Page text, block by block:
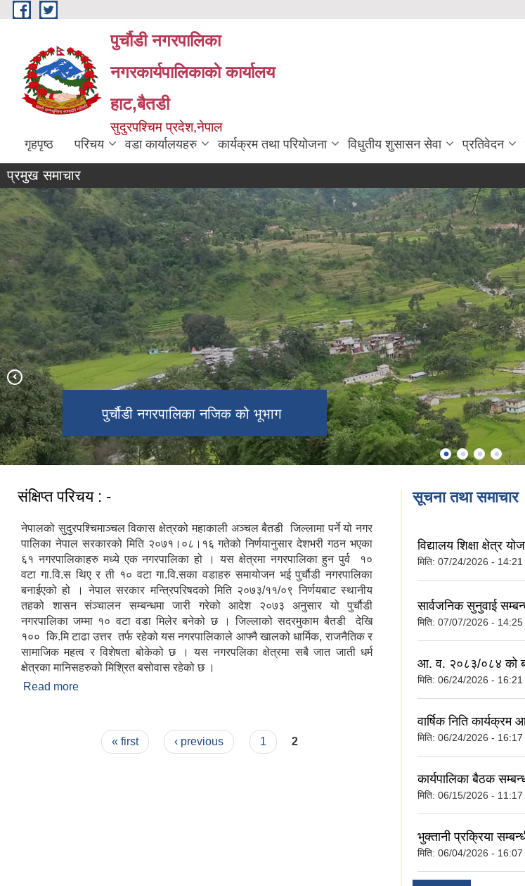
Skip to main content
पुर्चौडी नगरपालिका
नगरकार्यपालिकाकाे कार्यालय
हाट,बैतडी
सुदुरपश्चिम प्रदेश,नेपाल
गृहपृष्ठ परिचय वडा कार्यालयहरु कार्यक्रम तथा परियोजना विधुतीय शुसासन सेवा प्रतिवेदन
प्रमुख समाचार
पुर्चौडी नगरपालिका नजिक को भूभाग
डिलाशैनी भगवती मन्दिर
संक्षिप्त परिचय : -
नेपालको सुदुरपश्चिमाञ्चल विकास क्षेत्रको महाकाली अञ्चल बैतडी जिल्लामा पर्ने यो नगर
पालिका नेपाल सरकारको मिति २०७१।०८।१६ गतेको निर्णयानुसार देशभरी गठन भएका
६१ नगरपालिकाहरु मध्ये एक नगरपालिका हो । यस क्षेत्रमा नगरपालिका हुन पुर्व १०
वटा गा.वि.स थिए र ती १० वटा गा.वि.सका वडाहरु समायोजन भई पुर्चौडी नगरपालिका
बनाईएको हो । नेपाल सरकार मन्त्रिपरिषदको मिति २०७३/११/०९ निर्णयबाट स्थानीय
तहको शासन संञ्चालन सम्बन्धमा जारी गरेको आदेश २०७३ अनुसार यो पुर्चौडी
नगरपालिका जम्मा १० वटा वडा मिलेर बनेको छ । जिल्लाको सदरमुकाम बैतडी देखि
१०० कि.मि टाढा उत्तर तर्फ रहेको यस नगरपालिकाले आफ्नै खालको धार्मिक, राजनैतिक र
सामाजिक महत्व र विशेषता बोकेको छ । यस नगरपलिका क्षेत्रमा सबै जात जाती धर्म
क्षेत्रका मानिसहरुको मिश्रित बसोवास रहेको छ ।
Read more
« first ‹ previous 1 2
सूचना तथा समाचार
विद्यालय शिक्षा क्षेत्र
मिति: 07/24/2026 - 14:21
सार्वजनिक सुनुवाई
मिति: 07/07/2026 - 14:25
आ. व. २०८३/०८४ को
मिति: 06/24/2026 - 16:21
वार्षिक निति
मिति: 06/24/2026 - 16:17
कार्यपालिका बैठक
मिति: 06/15/2026 - 11:17
भुक्तानी प्रक्रिया
मिति: 06/04/2026 - 16:07